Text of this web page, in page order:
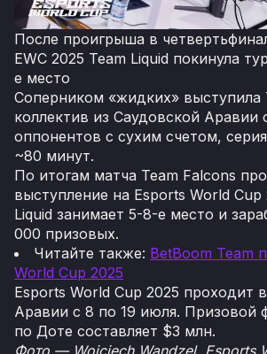
После проигрыша в
EWC 2025 Team Liquid покинула
е место
Соперником «жидких» выступила
коллектив из Саудовской Аравии
оппонентов с сухим счетом,
~80 минут.
По итогам матча Team Falcons
выступление на Esports World Cup
Liquid занимает 5-8-е место и
000 призовых.
Читайте также: BetBoom Team
World Cup 2025
Esports World Cup 2025 проходит
Аравии с 8 по 19 июля. Призовой
по Доте составляет $3 млн.